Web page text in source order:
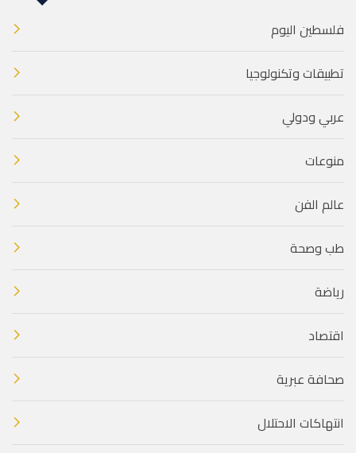
فلسطين اليوم
تطبيقات وتكنولوجيا
عربي ودولي
منوعات
عالم الفن
طب وصحة
رياضة
اقتصاد
صحافة عبرية
انتهاكات الاحتلال